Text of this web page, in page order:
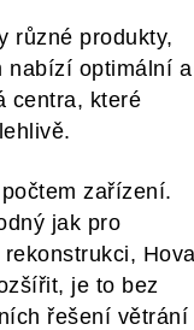
různé produkty,
nabízí optimální a
centra, které
zařízení.
jak pro
je to bez
řešení větrání